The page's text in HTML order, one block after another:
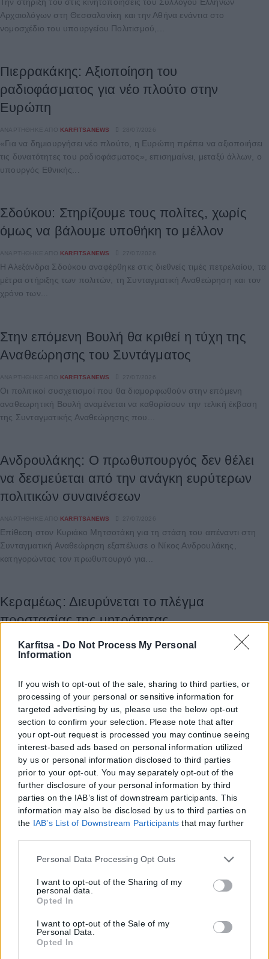
Karfitsa - Do Not Process My Personal
Information
If you wish to opt-out of the sale, sharing to third parties, or
processing of your personal or sensitive information for
targeted advertising by us, please use the below opt-out
section to confirm your selection. Please note that after
your opt-out request is processed you may continue seeing
interest-based ads based on personal information utilized
by us or personal information disclosed to third parties
prior to your opt-out. You may separately opt-out of the
further disclosure of your personal information by third
parties on the IAB’s list of downstream participants. This
information may also be disclosed by us to third parties on
the IAB’s List of Downstream Participants that may further
Please note that this website/app uses one or more Google
but not limited to your visit or usage behaviour. You may
click to grant or deny consent to Google and its third-party
tags to use your data for below specified purposes in below
Google consent section.
Personal Data Processing Opt Outs
I want to opt-out of the Sharing of my
personal data.
Opted In
I want to opt-out of the Sale of my
Personal Data.
Opted In
Αρχαιολόγων στη Θεσσαλονίκη και την Αθήνα ενάντια στο
νομοσχέδιο του υπουργείου Πολιτισμού,...
Πιερρακάκης: Αξιοποίηση του
ραδιοφάσματος για νέο πλούτο στην
Ευρώπη
ΑΝΑΡΤΉΘΗΚΕ ΑΠΌ KARFITSANEWS
«Για να δημιουργήσει νέο πλούτο, η Ευρώπη πρέπει να αξιοποιήσει
τις δυνατότητες του ραδιοφάσματος», επισημαίνει, μεταξύ άλλων, ο
υπουργός Εθνικής...
Σδούκου: Στηρίζουμε τους πολίτες, χωρίς
όμως να βάλουμε υποθήκη το μέλλον
ΑΝΑΡΤΉΘΗΚΕ ΑΠΌ KARFITSANEWS
Η Αλεξάνδρα Σδούκου αναφέρθηκε στις διεθνείς τιμές πετρελαίου, τα
μέτρα στήριξης των πολιτών, τη Συνταγματική Αναθεώρηση και τον
χρόνο των...
Στην επόμενη Βουλή θα κριθεί η τύχη της
Αναθεώρησης του Συντάγματος
ΑΝΑΡΤΉΘΗΚΕ ΑΠΌ KARFITSANEWS
Οι πολιτικοί συσχετισμοί που θα διαμορφωθούν στην επόμενη
αναθεωρητική Βουλή αναμένεται να καθορίσουν την τελική έκβαση
της Συνταγματικής Αναθεώρησης που...
Ανδρουλάκης: Ο πρωθυπουργός δεν θέλει
να δεσμεύεται από την ανάγκη ευρύτερων
πολιτικών συναινέσεων
ΑΝΑΡΤΉΘΗΚΕ ΑΠΌ KARFITSANEWS
Επίθεση στον Κυριάκο Μητσοτάκη για τη στάση του απέναντι στη
Συνταγματική Αναθεώρηση εξαπέλυσε ο Νίκος Ανδρουλάκης,
κατηγορώντας τον πρωθυπουργό για...
Κεραμέως: Διευρύνεται το πλέγμα
προστασίας της μητρότητας
ΑΝΑΡΤΉΘΗΚΕ ΑΠΌ KARFITSANEWS 27/07/2026
Την επέκταση της ειδικής άδειας και της παροχής προστασίας της
υπουργική απόφαση,...
Μητσοτάκης: «Η ενεργειακή ασφάλεια είναι
και γεωπολιτική ασφάλεια»
ΑΝΑΡΤΉΘΗΚΕ ΑΠΌ
Οι σχέσεις μεταξύ των δύο κρατών μας παραμένουν εξαιρετικές.
Αποτυπώνεται με τον καλύτερο τρόπο στον Tουρισμό. Η Ελλάδα
βρίσκεται σταθερά...